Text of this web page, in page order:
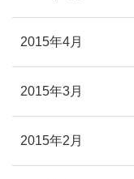
2015年4月
2015年3月
2015年2月